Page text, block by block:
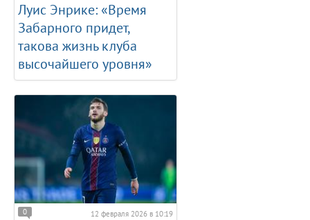
Луис Энрике: «Время
Забарного придет,
такова жизнь клуба
высочайшего уровня»
0 12 февраля 2026 в 10:19